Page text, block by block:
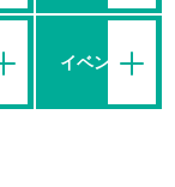
イベント